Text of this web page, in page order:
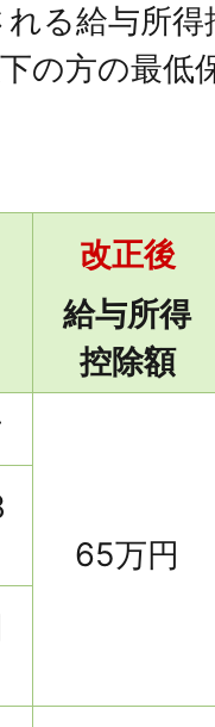
る給与所
の方の最低
改正後
給与所得
控除額
65万円